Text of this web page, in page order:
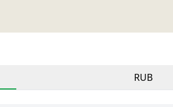
RUB